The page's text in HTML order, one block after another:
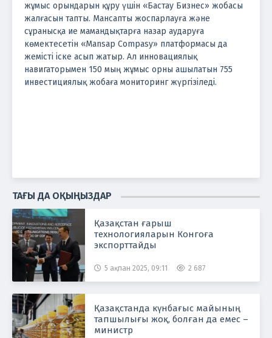
жұмыс орындарын құру үшін «Бастау Бизнес» жобасы
жалғасын тапты. Мансапты жоспарлауға және
сұранысқа ие мамандықтарға назар аударуға
көмектесетін «Mansap Compasy» платформасы да
жемісті іске асып жатыр. Ал инновациялық
навигаторымен 150 мың жұмыс орны ашылатын 755
инвестициялық жобаға мониторинг жүргізіледі.
ТАҒЫ ДА ОҚЫҢЫЗДАР
Қазақстан ғарыш
технологияларын Конгоға
экспорттайды
5 ақпан 2025, 09:11 2 687
Қазақстанда күнбағыс майының
тапшылығы жоқ, болған да емес –
министр